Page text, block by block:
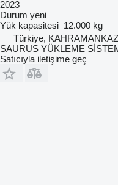
2023
Durum yeni
Yük kapasitesi 12.000 kg
Türkiye,
SAURUS YÜKLEME
Satıcıyla iletişime geç